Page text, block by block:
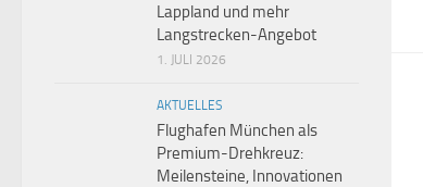
Lappland und mehr
Langstrecken-Angebot
1. JULI 2026
AKTUELLES
Flughafen München als
Premium-Drehkreuz:
Meilensteine, Innovationen